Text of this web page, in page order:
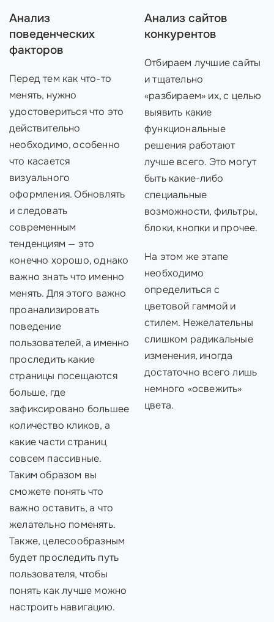
Анализ
поведенческих
факторов
Перед тем как что-то
менять, нужно
удостовериться что это
действительно
необходимо, особенно
что касается
визуального
оформления. Обновлять
и следовать
современным
тенденциям — это
конечно хорошо, однако
важно знать что именно
менять. Для этого важно
проанализировать
поведение
пользователей, а именно
проследить какие
страницы посещаются
больше, где
зафиксировано большее
количество кликов, а
какие части страниц
совсем пассивные.
Таким образом вы
сможете понять что
важно оставить, а что
желательно поменять.
Также, целесообразным
будет проследить путь
пользователя, чтобы
понять как лучше можно
настроить навигацию.
Анализ сайтов
конкурентов
Отбираем лучшие сайты
и тщательно
«разбираем» их, с целью
выявить какие
функциональные
решения работают
лучше всего. Это могут
быть какие-либо
специальные
возможности, фильтры,
блоки, кнопки и прочее.
На этом же этапе
необходимо
определиться с
цветовой гаммой и
стилем. Нежелательны
слишком радикальные
изменения, иногда
достаточно всего лишь
немного «освежить»
цвета.